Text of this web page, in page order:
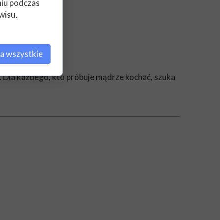
każdego, kto próbuje mądrze kochać, szuka
podczas
wszystkie